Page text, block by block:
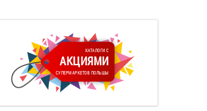
КАТАЛОГИ С
АКЦИЯМИ
СУПЕРМАРКЕТОВ ПОЛЬШЫ